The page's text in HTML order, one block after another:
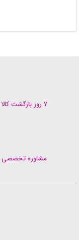
۷ روز بازگشت کالا
مشاوره تخصصی